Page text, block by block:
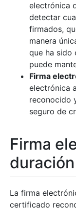
Mostra/Amaga
electrónica
detectar
firmados,
manera
que ha sido
puede
Firma
electrónica
reconocido
seguro de
Firma
duración
La firma
certificado